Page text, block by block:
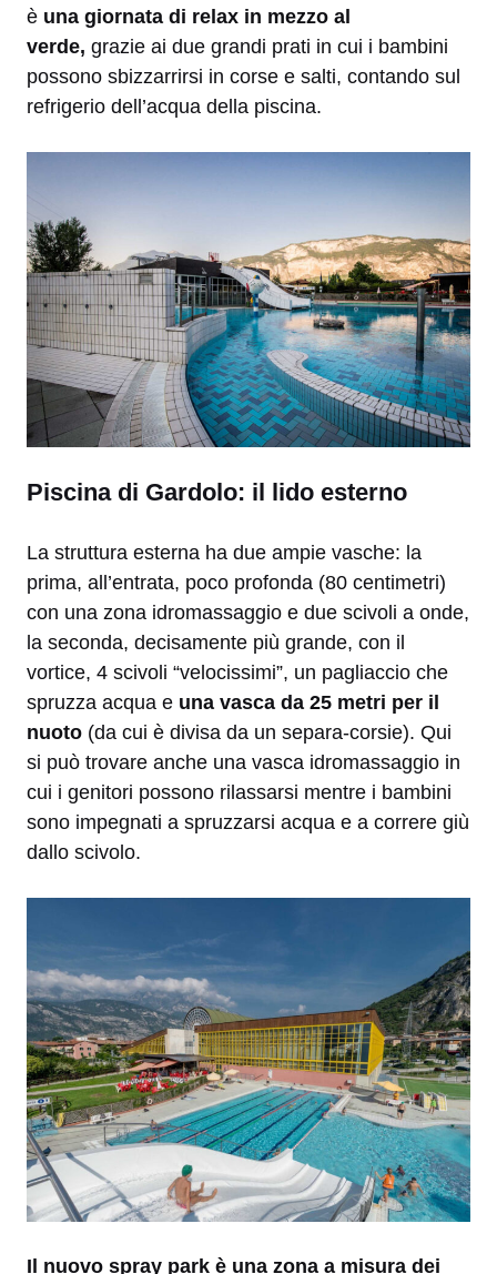
è una giornata di relax in mezzo al
verde, grazie ai due grandi prati in cui i bambini
possono sbizzarrirsi in corse e salti, contando sul
refrigerio dell’acqua della piscina.
Piscina di Gardolo: il lido esterno
La struttura esterna ha due ampie vasche: la
prima, all’entrata, poco profonda (80 centimetri)
con una zona idromassaggio e due scivoli a onde,
la seconda, decisamente più grande, con il
vortice, 4 scivoli “velocissimi”, un pagliaccio che
spruzza acqua e una vasca da 25 metri per il
nuoto (da cui è divisa da un separa-corsie). Qui
si può trovare anche una vasca idromassaggio in
cui i genitori possono rilassarsi mentre i bambini
sono impegnati a spruzzarsi acqua e a correre giù
dallo scivolo.
Il nuovo spray park è una zona a misura dei